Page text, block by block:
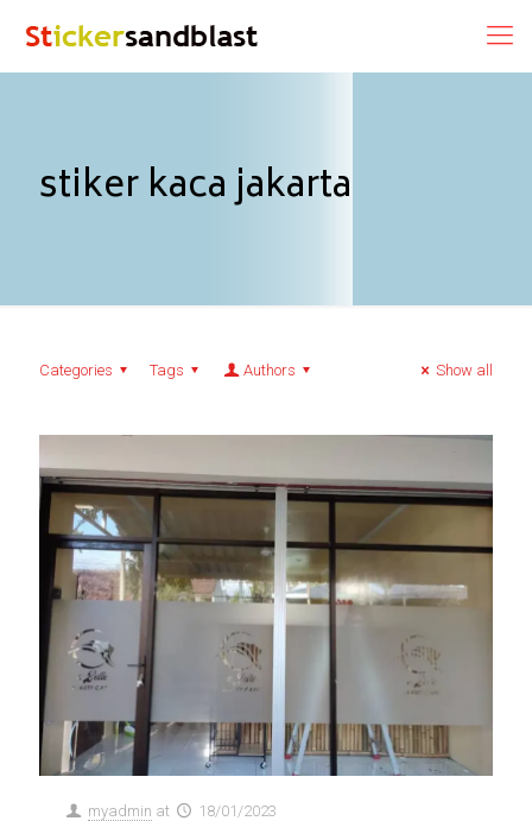
stiker kaca jakarta
Categories Tags Authors Show all
myadmin at 18/01/2023